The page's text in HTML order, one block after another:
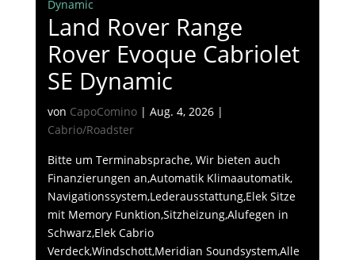
Land Rover Range
Rover Evoque Cabriolet
SE Dynamic
von CapoComino| Aug. 4, 2026|
Cabrio/Roadster
Bitte um Terminabsprache, Wir bieten auch
Finanzierungen an,Automatik Klimaautomatik,
Navigationssystem,Lederausstattung,Elek Sitze
mit Memory Funktion,Sitzheizung,Alufegen in
Schwarz,Elek Cabrio
Verdeck,Windschott,Meridian Soundsystem,Alle